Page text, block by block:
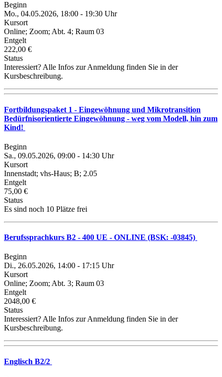
Beginn
Mo., 04.05.2026, 18:00 - 19:30 Uhr
Kursort
Online; Zoom; Abt. 4; Raum 03
Entgelt
222,00 €
Status
Interessiert? Alle Infos zur Anmeldung finden Sie in der
Kursbeschreibung.
Fortbildungspaket 1 - Eingewöhnung und Mikrotransition
Bedürfnisorientierte Eingewöhnung - weg vom Modell, hin zum
Kind!
Beginn
Sa., 09.05.2026, 09:00 - 14:30 Uhr
Kursort
Innenstadt; vhs-Haus; B; 2.05
Entgelt
75,00 €
Status
Es sind noch 10 Plätze frei
Berufssprachkurs B2 - 400 UE - ONLINE (BSK: -03845)
Beginn
Di., 26.05.2026, 14:00 - 17:15 Uhr
Kursort
Online; Zoom; Abt. 3; Raum 03
Entgelt
2048,00 €
Status
Interessiert? Alle Infos zur Anmeldung finden Sie in der
Kursbeschreibung.
Englisch B2/2